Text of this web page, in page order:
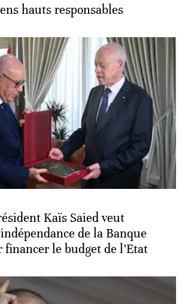
hauts responsables
Kaïs Saied veut
de la Banque
le budget de l’Etat